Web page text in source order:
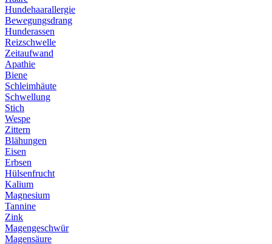
Hundehaarallergie
Bewegungsdrang
Hunderassen
Reizschwelle
Zeitaufwand
Apathie
Biene
Schleimhäute
Schwellung
Stich
Wespe
Zittern
Blähungen
Eisen
Erbsen
Hülsenfrucht
Kalium
Magnesium
Tannine
Zink
Magengeschwür
Magensäure